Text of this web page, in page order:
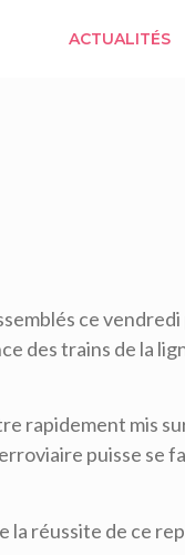
ACTUALITÉS
ce
des trains de la
rapidement mis
puisse se
la réussite de ce